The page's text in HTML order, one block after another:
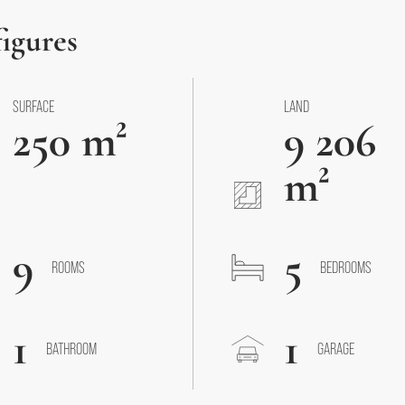
SURFACE
250 m²
LAND
9 206
m²
9
ROOMS 5 BEDROOMS
1 BATHROOM 1 GARAGE